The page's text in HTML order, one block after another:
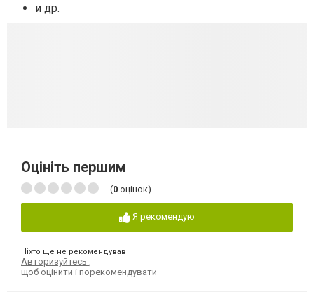
и др.
Оцініть першим
(0 оцінок)
Я рекомендую
Ніхто ще не рекомендував
Авторизуйтесь
щоб оцінити і порекомендувати